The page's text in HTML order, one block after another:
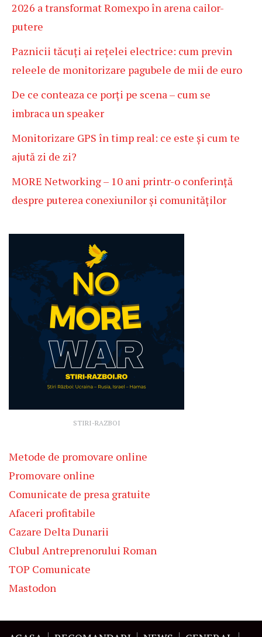
2026 a transformat Romexpo în arena cailor-
putere
Paznicii tăcuți ai rețelei electrice: cum previn
releele de monitorizare pagubele de mii de euro
De ce conteaza ce porți pe scena – cum se
imbraca un speaker
Monitorizare GPS în timp real: ce este și cum te
ajută zi de zi?
MORE Networking – 10 ani printr-o conferință
despre puterea conexiunilor și comunităților
STIRI-RAZBOI
Metode de promovare online
Promovare online
Comunicate de presa gratuite
Afaceri profitabile
Cazare Delta Dunarii
Clubul Antreprenorului Roman
TOP Comunicate
Mastodon